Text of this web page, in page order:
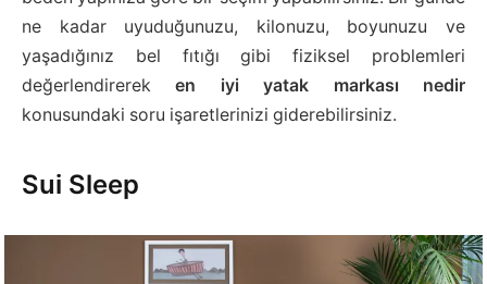
ne kadar uyuduğunuzu, kilonuzu, boyunuzu ve
yaşadığınız bel fıtığı gibi fiziksel problemleri
değerlendirereken iyi yatak markası nedir
konusundaki soru işaretlerinizi giderebilirsiniz.
Sui Sleep